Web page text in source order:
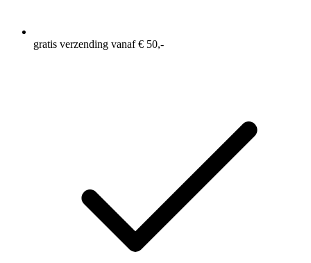
gratis verzending vanaf € 50,-